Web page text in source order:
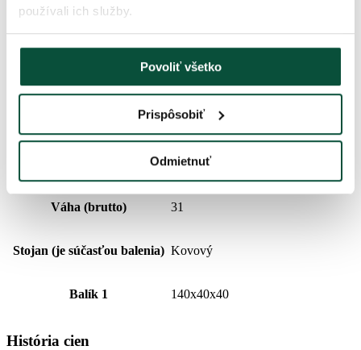
používali ich služby.
Povoliť všetko
Prispôsobiť
Odmietnuť
Typ rozkladania snap tree
20cm
26,5
3
Váha (brutto) 31
Stojan (je súčasťou balenia) Kovový
Balík 1 140x40x40
História cien